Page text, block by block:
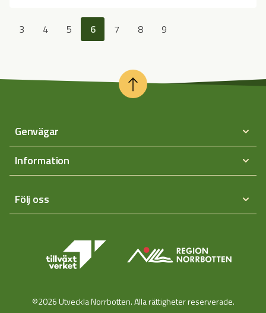
3 4 5 6 7 8 9
Genvägar
Information
Följ oss
©2026 Utveckla Norrbotten. Alla rättigheter reserverade.